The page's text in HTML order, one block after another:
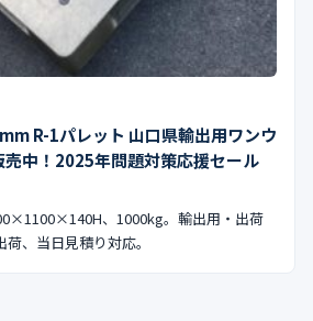
R-1パレット 山口県輸出用ワンウ
売中！2025年問題対策応援セール
、1000kg。輸出用・出荷
、当日見積り対応。